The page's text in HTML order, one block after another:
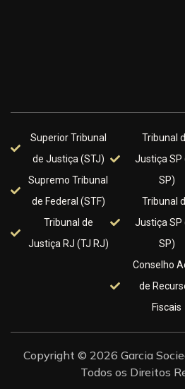
Superior Tribunal
de Justiça (STJ)
Supremo Tribunal
de Federal (STF)
Tribunal de
Justiça RJ (TJ RJ)
Tribunal
Justiça SP
SP)
Tribunal
Justiça SP
SP)
Conselho
de
Fiscais
Copyright © 2026 Garcia
Todos os Direitos